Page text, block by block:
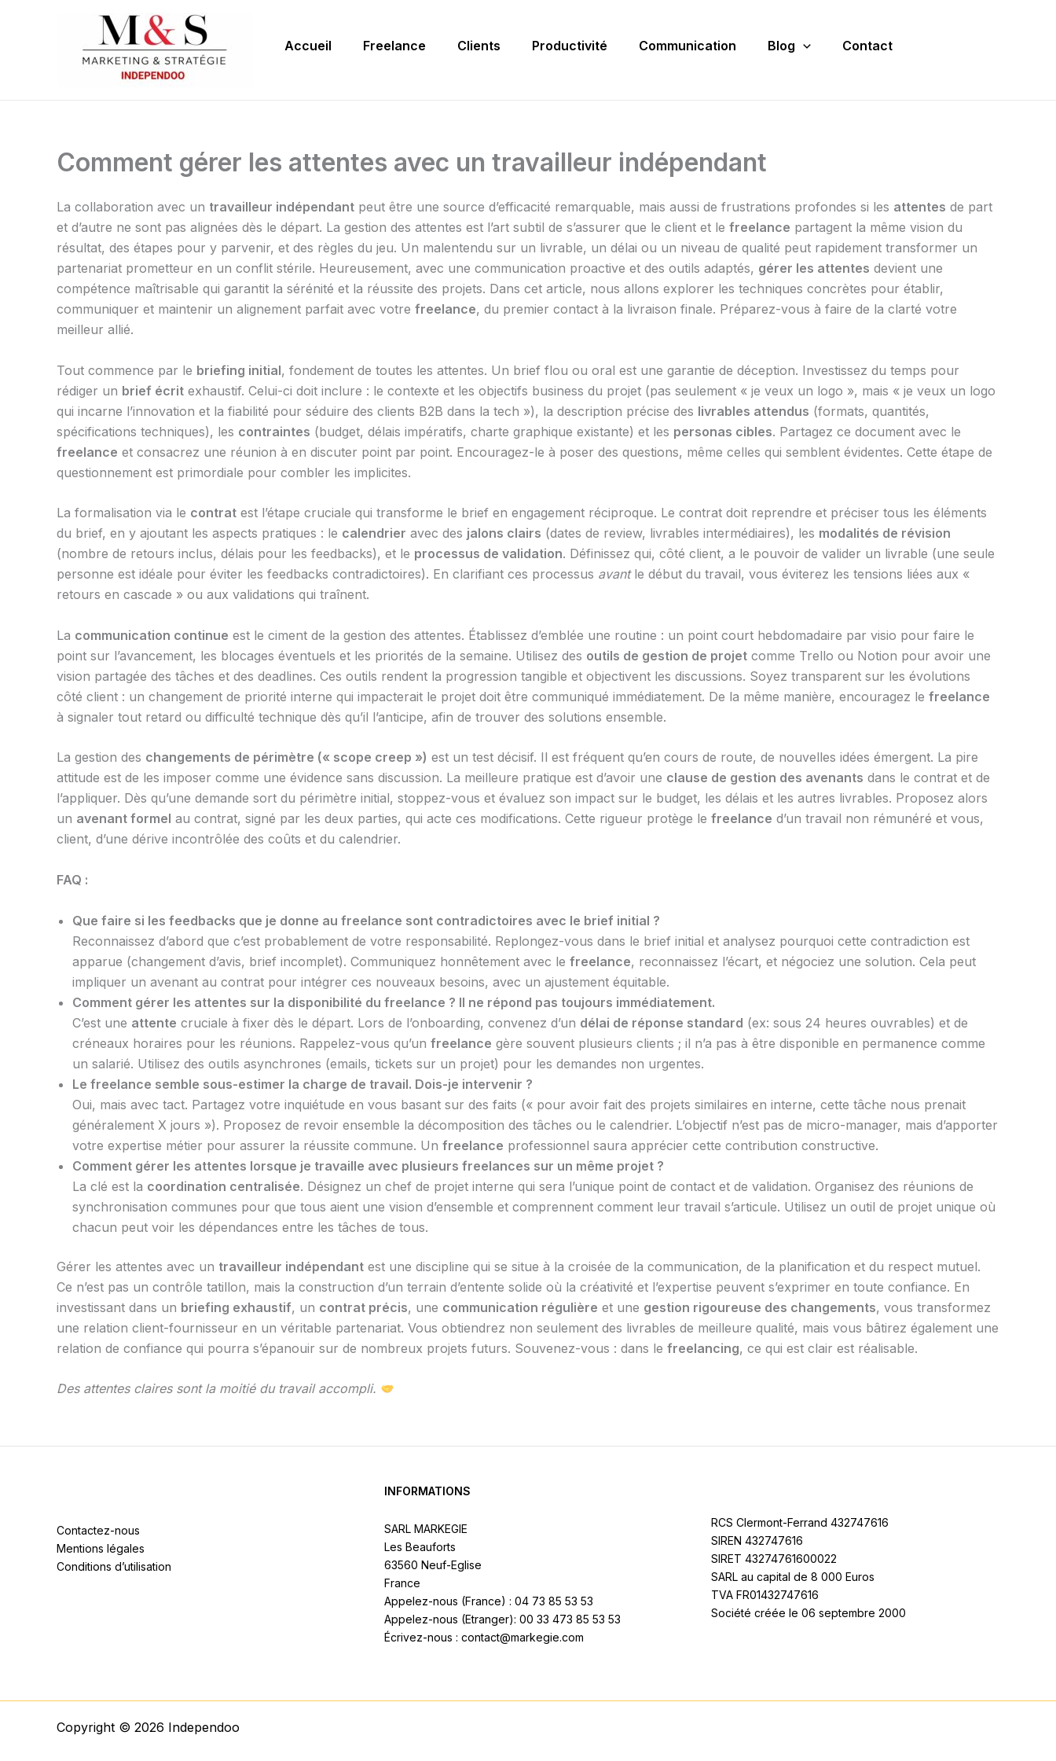
Accueil Freelance Clients Productivité Communication Blog Contact
Comment gérer les attentes avec un travailleur indépendant
La collaboration avec un travailleur indépendant peut être une source d’efficacité remarquable, mais aussi de frustrations profondes si les attentes de part
et d’autre ne sont pas alignées dès le départ. La gestion des attentes est l’art subtil de s’assurer que le client et le freelance partagent la même vision du
résultat, des étapes pour y parvenir, et des règles du jeu. Un malentendu sur un livrable, un délai ou un niveau de qualité peut rapidement transformer un
partenariat prometteur en un conflit stérile. Heureusement, avec une communication proactive et des outils adaptés, gérer les attentes devient une
compétence maîtrisable qui garantit la sérénité et la réussite des projets. Dans cet article, nous allons explorer les techniques concrètes pour établir,
communiquer et maintenir un alignement parfait avec votre freelance, du premier contact à la livraison finale. Préparez-vous à faire de la clarté votre
meilleur allié.
Tout commence par le briefing initial, fondement de toutes les attentes. Un brief flou ou oral est une garantie de déception. Investissez du temps pour
rédiger un brief écrit exhaustif. Celui-ci doit inclure : le contexte et les objectifs business du projet (pas seulement « je veux un logo », mais « je veux un logo
qui incarne l’innovation et la fiabilité pour séduire des clients B2B dans la tech »), la description précise des livrables attendus (formats, quantités,
spécifications techniques), les contraintes (budget, délais impératifs, charte graphique existante) et les personas cibles. Partagez ce document avec le
freelance et consacrez une réunion à en discuter point par point. Encouragez-le à poser des questions, même celles qui semblent évidentes. Cette étape de
questionnement est primordiale pour combler les implicites.
La formalisation via le contrat est l’étape cruciale qui transforme le brief en engagement réciproque. Le contrat doit reprendre et préciser tous les éléments
du brief, en y ajoutant les aspects pratiques : le calendrier avec des jalons clairs (dates de review, livrables intermédiaires), les modalités de révision
(nombre de retours inclus, délais pour les feedbacks), et le processus de validation. Définissez qui, côté client, a le pouvoir de valider un livrable (une seule
personne est idéale pour éviter les feedbacks contradictoires). En clarifiant ces processus avantle début du travail, vous éviterez les tensions liées aux «
retours en cascade » ou aux validations qui traînent.
La communication continue est le ciment de la gestion des attentes. Établissez d’emblée une routine : un point court hebdomadaire par visio pour faire le
point sur l’avancement, les blocages éventuels et les priorités de la semaine. Utilisez des outils de gestion de projet comme Trello ou Notion pour avoir une
vision partagée des tâches et des deadlines. Ces outils rendent la progression tangible et objectivent les discussions. Soyez transparent sur les évolutions
côté client : un changement de priorité interne qui impacterait le projet doit être communiqué immédiatement. De la même manière, encouragez le freelance
à signaler tout retard ou difficulté technique dès qu’il l’anticipe, afin de trouver des solutions ensemble.
La gestion des changements de périmètre (« scope creep ») est un test décisif. Il est fréquent qu’en cours de route, de nouvelles idées émergent. La pire
attitude est de les imposer comme une évidence sans discussion. La meilleure pratique est d’avoir une clause de gestion des avenants dans le contrat et de
l’appliquer. Dès qu’une demande sort du périmètre initial, stoppez-vous et évaluez son impact sur le budget, les délais et les autres livrables. Proposez alors
un avenant formel au contrat, signé par les deux parties, qui acte ces modifications. Cette rigueur protège le freelance d’un travail non rémunéré et vous,
client, d’une dérive incontrôlée des coûts et du calendrier.
FAQ :
Que faire si les feedbacks que je donne au freelance sont contradictoires avec le brief initial ?
Reconnaissez d’abord que c’est probablement de votre responsabilité. Replongez-vous dans le brief initial et analysez pourquoi cette contradiction est
apparue (changement d’avis, brief incomplet). Communiquez honnêtement avec le freelance, reconnaissez l’écart, et négociez une solution. Cela peut
impliquer un avenant au contrat pour intégrer ces nouveaux besoins, avec un ajustement équitable.
Comment gérer les attentes sur la disponibilité du freelance ? Il ne répond pas toujours immédiatement.
C’est une attente cruciale à fixer dès le départ. Lors de l’onboarding, convenez d’un délai de réponse standard (ex: sous 24 heures ouvrables) et de
créneaux horaires pour les réunions. Rappelez-vous qu’un freelance gère souvent plusieurs clients ; il n’a pas à être disponible en permanence comme
un salarié. Utilisez des outils asynchrones (emails, tickets sur un projet) pour les demandes non urgentes.
Le freelance semble sous-estimer la charge de travail. Dois-je intervenir ?
Oui, mais avec tact. Partagez votre inquiétude en vous basant sur des faits (« pour avoir fait des projets similaires en interne, cette tâche nous prenait
généralement X jours »). Proposez de revoir ensemble la décomposition des tâches ou le calendrier. L’objectif n’est pas de micro-manager, mais d’apporter
votre expertise métier pour assurer la réussite commune. Un freelance professionnel saura apprécier cette contribution constructive.
Comment gérer les attentes lorsque je travaille avec plusieurs freelances sur un même projet ?
La clé est la coordination centralisée. Désignez un chef de projet interne qui sera l’unique point de contact et de validation. Organisez des réunions de
synchronisation communes pour que tous aient une vision d’ensemble et comprennent comment leur travail s’articule. Utilisez un outil de projet unique où
chacun peut voir les dépendances entre les tâches de tous.
Gérer les attentes avec un travailleur indépendant est une discipline qui se situe à la croisée de la communication, de la planification et du respect mutuel.
Ce n’est pas un contrôle tatillon, mais la construction d’un terrain d’entente solide où la créativité et l’expertise peuvent s’exprimer en toute confiance. En
investissant dans un briefing exhaustif, un contrat précis, une communication régulière et une gestion rigoureuse des changements, vous transformez
une relation client-fournisseur en un véritable partenariat. Vous obtiendrez non seulement des livrables de meilleure qualité, mais vous bâtirez également une
relation de confiance qui pourra s’épanouir sur de nombreux projets futurs. Souvenez-vous : dans le freelancing, ce qui est clair est réalisable.
Des attentes claires sont la moitié du travail accompli.
Contactez-nous
Mentions légales
Conditions d’utilisation
INFORMATIONS
SARL MARKEGIE
Les Beauforts
63560 Neuf-Eglise
France
Appelez-nous (France) : 04 73 85 53 53
Appelez-nous (Etranger): 00 33 473 85 53 53
Écrivez-nous : contact@markegie.com
RCS Clermont-Ferrand 432747616
SIREN 432747616
SIRET 43274761600022
SARL au capital de 8 000 Euros
TVA FR01432747616
Société créée le 06 septembre 2000
Copyright © 2026 Independoo